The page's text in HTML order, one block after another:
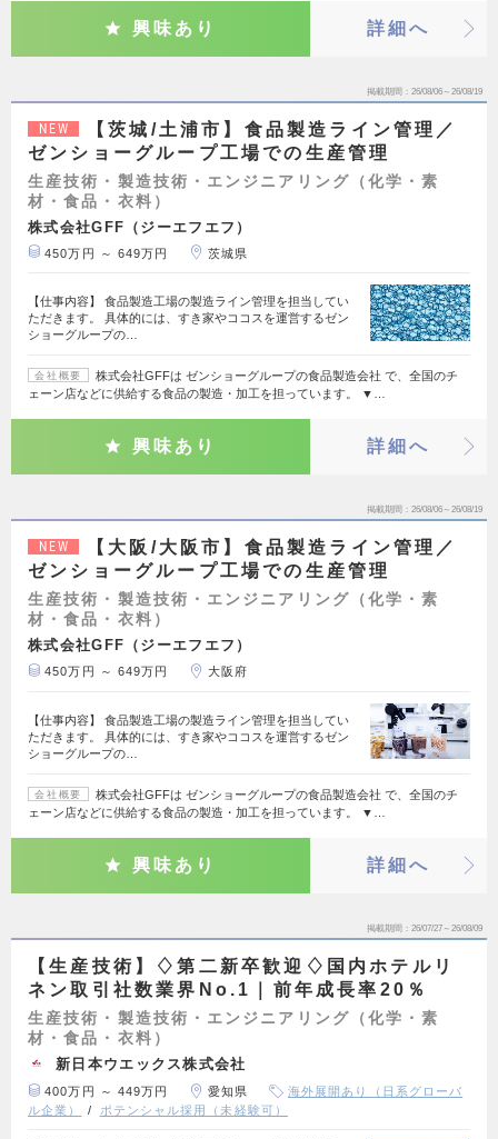
興味あり 詳細へ
掲載期間 26/08/06～26/08/19
NEW
【茨城/土浦市】食品製造ライン管理／
ゼンショーグループ工場での生産管理
生産技術・製造技術・エンジニアリング（化学・素
材・食品・衣料）
株式会社GFF（ジーエフエフ）
450万円 ～ 649万円 茨城県
【仕事内容】 食品製造工場の製造ライン管理を担当してい
ただきます。 具体的には、すき家やココスを運営するゼン
ショーグループの…
会社概要
株式会社GFFは ゼンショーグループの食品製造会社 で、全国のチ
ェーン店などに供給する食品の製造・加工を担っています。 ▼…
興味あり 詳細へ
掲載期間 26/08/06～26/08/19
NEW
【大阪/大阪市】食品製造ライン管理／
ゼンショーグループ工場での生産管理
生産技術・製造技術・エンジニアリング（化学・素
材・食品・衣料）
株式会社GFF（ジーエフエフ）
450万円 ～ 649万円 大阪府
【仕事内容】 食品製造工場の製造ライン管理を担当してい
ただきます。 具体的には、すき家やココスを運営するゼン
ショーグループの…
会社概要
株式会社GFFは ゼンショーグループの食品製造会社 で、全国のチ
ェーン店などに供給する食品の製造・加工を担っています。 ▼…
興味あり 詳細へ
掲載期間 26/07/27～26/08/09
【生産技術】♢第二新卒歓迎♢国内ホテルリ
ネン取引社数業界No.1｜前年成長率20％
生産技術・製造技術・エンジニアリング（化学・素
材・食品・衣料）
新日本ウエックス株式会社
400万円 ～ 449万円 愛知県
海外展開あり（日系グローバ
ル企業）
ポテンシャル採用（未経験可）